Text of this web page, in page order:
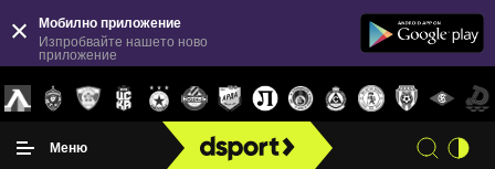
Мобилно приложение
Изпробвайте нашето ново
приложение
Меню